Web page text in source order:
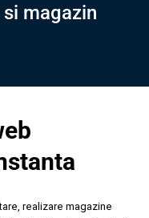
magazin
realizare magazine